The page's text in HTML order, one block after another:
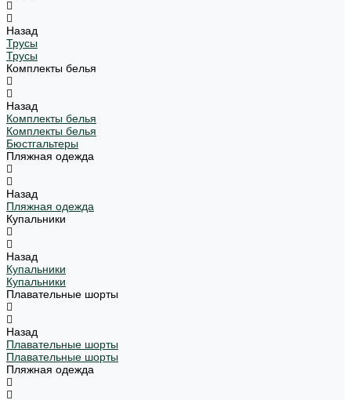
Назад
Трусы
Трусы
Комплекты белья
Назад
Комплекты белья
Комплекты белья
Бюстгальтеры
Пляжная одежда
Назад
Пляжная одежда
Купальники
Назад
Купальники
Купальники
Плавательные шорты
Назад
Плавательные шорты
Плавательные шорты
Пляжная одежда